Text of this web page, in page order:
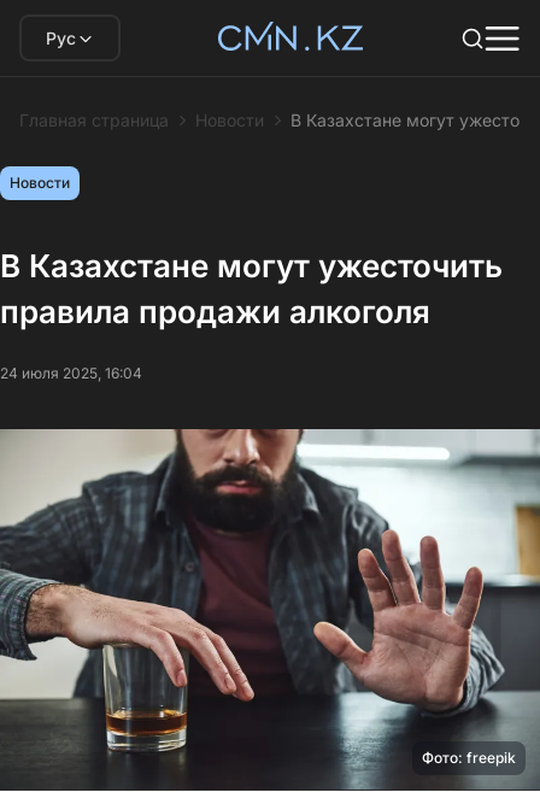
Рус
Главная страница Новости В Казахстане могут
Новости
В Казахстане могут ужесточить
правила продажи алкоголя
24 июля 2025, 16:04
Фото: freepik